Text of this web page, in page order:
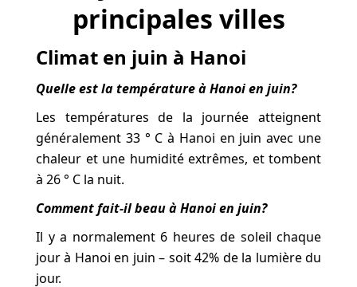
principales villes
Climat en juin à Hanoi
Quelle est la température à Hanoi en juin?
Les températures de la journée atteignent
généralement 33 ° C à Hanoi en juin avec une
chaleur et une humidité extrêmes, et tombent
à 26 ° C la nuit.
Comment fait-il beau à Hanoi en juin?
Il y a normalement 6 heures de soleil chaque
jour à Hanoi en juin – soit 42% de la lumière du
jour.